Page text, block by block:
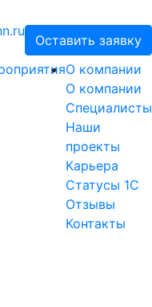
Оставить заявку
О компании
О компании
Специалисты
Наши
проекты
Карьера
Статусы 1С
Отзывы
Контакты